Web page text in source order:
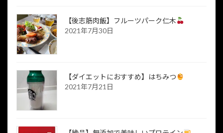
【後志筋肉飯】フルーツパーク仁木
2021年7月30日
【ダイエットにおすすめ】はちみつ
2021年7月21日